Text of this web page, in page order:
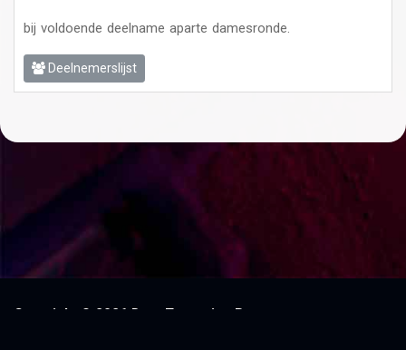
bij voldoende deelname aparte damesronde.
Deelnemerslijst
Copyright © 2026 DartsTornooien.be